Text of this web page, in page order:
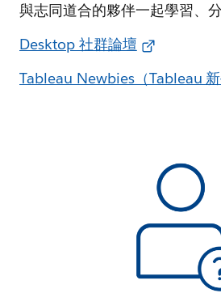
與志同道合的夥伴一起學習、分
Desktop 社群論壇
Tableau Newbies（Tableau